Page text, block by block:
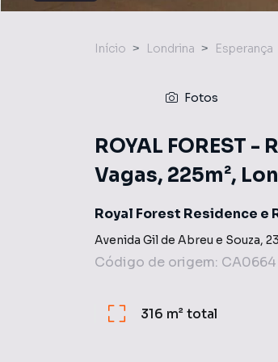
Início Londrina Esperança
Fotos
ROYAL FOREST
Vagas, 225m²,
Royal Forest Residence e
Avenida Gil de Abreu e Souza,
Código de origem: CA0664
316 m²total